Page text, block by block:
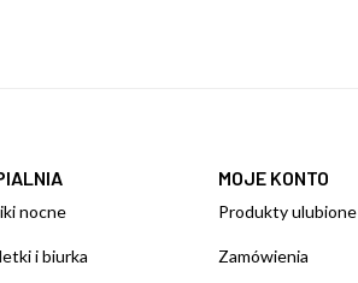
nocne
i biurka
MOJE KONTO
Produkty ulubione
Zamówienia